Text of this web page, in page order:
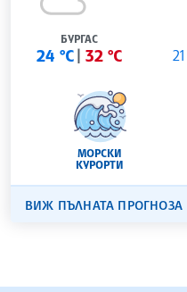
БУРГАС
24 °C 32 °C
МОРСКИ
КУРОРТИ
ВИЖ ПЪЛНАТА ПРОГНОЗА